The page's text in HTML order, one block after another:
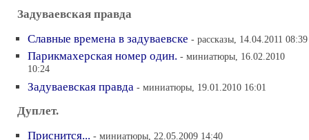
Задуваевская правда
Славные времена в задуваевске - рассказы, 14.04.2011 08:39
Парикмахерская номер один. - миниатюры, 16.02.2010
10:24
Задуваевская правда - миниатюры, 19.01.2010 16:01
Дуплет.
Приснится... - миниатюры, 22.05.2009 14:40